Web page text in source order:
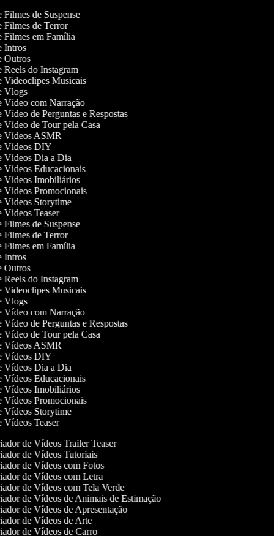
Filmes de Suspense
Filmes de Terror
Filmes em Família
Intros
Outros
Reels do Instagram
Videoclipes Musicais
Vlogs
Vídeo com Narração
Vídeo de Perguntas e Respostas
Vídeo de Tour pela Casa
Vídeos ASMR
Vídeos DIY
Vídeos Dia a Dia
Vídeos Educacionais
Vídeos Imobiliários
Vídeos Promocionais
Vídeos Storytime
Vídeos Teaser
Filmes de Suspense
Filmes de Terror
Filmes em Família
Intros
Outros
Reels do Instagram
Videoclipes Musicais
Vlogs
Vídeo com Narração
Vídeo de Perguntas e Respostas
Vídeo de Tour pela Casa
Vídeos ASMR
Vídeos DIY
Vídeos Dia a Dia
Vídeos Educacionais
Vídeos Imobiliários
Vídeos Promocionais
Vídeos Storytime
Vídeos Teaser
de Vídeos Trailer Teaser
de Vídeos Tutoriais
de Vídeos com Fotos
de Vídeos com Letra
de Vídeos com Tela Verde
de Vídeos de Animais de Estimação
de Vídeos de Apresentação
de Vídeos de Arte
de Vídeos de Carro